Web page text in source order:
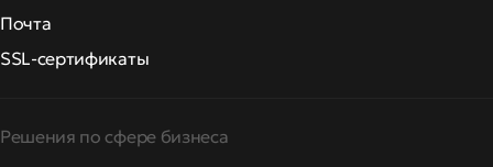
Почта
SSL-сертификаты
Решения по сфере бизнеса